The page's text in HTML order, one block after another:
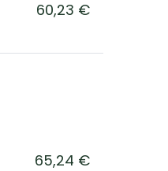
60,23 €
65,24 €